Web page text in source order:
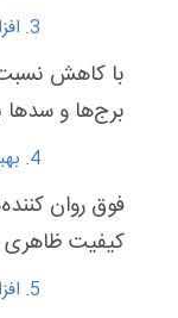
با کاهش نسبت
برج‌ها و سدها
فوق روان
کیفیت ظاهری